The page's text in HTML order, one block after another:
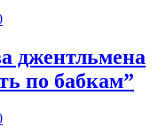
джентльмена
по бабкам”